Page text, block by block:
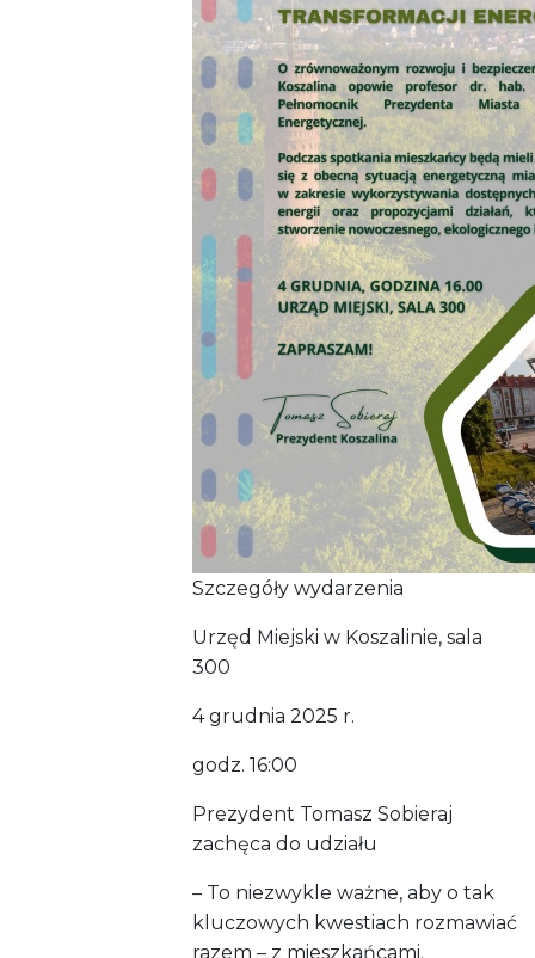
Szczegóły wydarzenia
Urzęd Miejski w Koszalinie, sala
300
4 grudnia 2025 r.
godz. 16:00
Prezydent Tomasz Sobieraj
zachęca do udziału
– To niezwykle ważne, aby o tak
kluczowych kwestiach rozmawiać
razem – z mieszkańcami.